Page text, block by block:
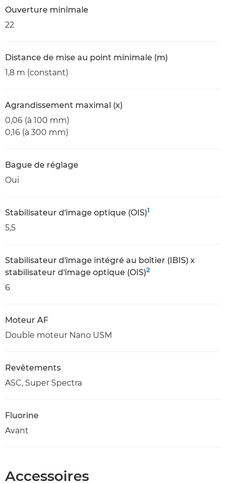
Ouverture minimale
22
Distance de mise au point minimale (m)
1,8 m (constant)
Agrandissement maximal (x)
0,06 (à 100 mm)
0,16 (à 300 mm)
Bague de réglage
Oui
Stabilisateur d'image optique (OIS)1
5,5
Stabilisateur d'image intégré au boîtier (IBIS) x
stabilisateur d'image optique (OIS)2
6
Moteur AF
Double moteur Nano USM
Revêtements
ASC, Super Spectra
Fluorine
Avant
Accessoires